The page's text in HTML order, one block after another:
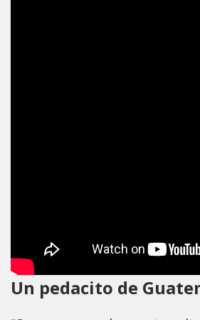
Un pedacito de